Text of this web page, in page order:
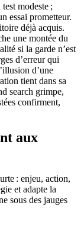
modeste ;
essai prometteur.
déjà acquis.
une montée du
si la garde n’est
d’erreur qui
d’une
tient dans sa
search grimpe,
confirment,
aux
: enjeu, action,
et adapte la
sous des jauges